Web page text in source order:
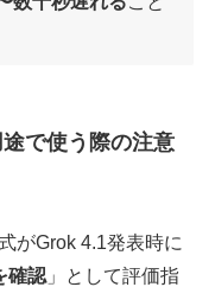
で使う際の注意
がGrok 4.1発表時に
確認」として評価指